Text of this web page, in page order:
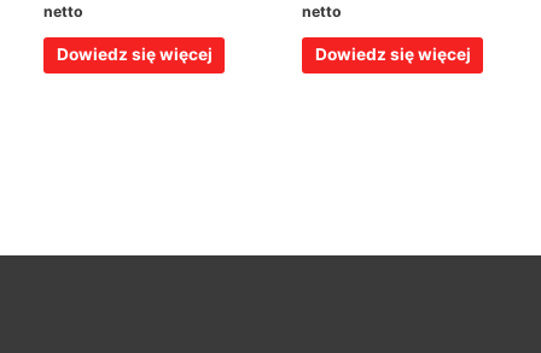
netto
Dowiedz się więcej
netto
Dowiedz się więcej